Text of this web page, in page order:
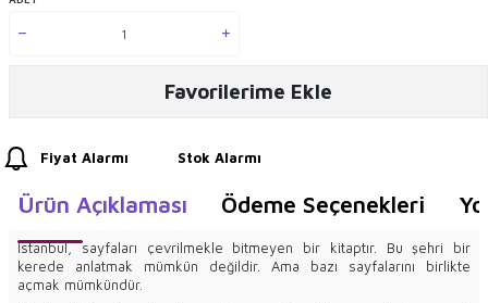
Favorilerime Ekle
Fiyat Alarmı Stok Alarmı
Ürün Açıklaması Ödeme Seçenekleri
İstanbul, sayfaları çevrilmekle bitmeyen bir kitaptır. Bu şehri bir
kerede anlatmak mümkün değildir. Ama bazı sayfalarını birlikte
açmak mümkündür.